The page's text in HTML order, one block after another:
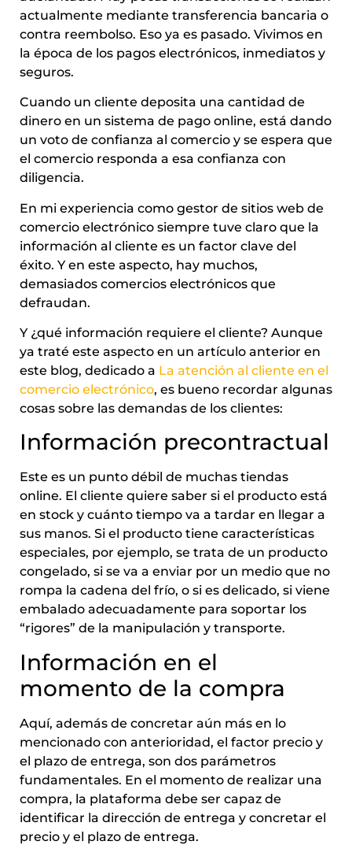
actualmente mediante transferencia bancaria o
contra reembolso. Eso ya es pasado. Vivimos en
la época de los pagos electrónicos, inmediatos y
seguros.
Cuando un cliente deposita una cantidad de
dinero en un sistema de pago online, está dando
un voto de confianza al comercio y se espera que
el comercio responda a esa confianza con
diligencia.
En mi experiencia como gestor de sitios web de
comercio electrónico siempre tuve claro que la
información al cliente es un factor clave del
éxito. Y en este aspecto, hay muchos,
demasiados comercios electrónicos que
defraudan.
Y ¿qué información requiere el cliente? Aunque
ya traté este aspecto en un artículo anterior en
este blog, dedicado a La atención al cliente en el
comercio electrónico, es bueno recordar algunas
cosas sobre las demandas de los clientes:
Información precontractual
Este es un punto débil de muchas tiendas
online. El cliente quiere saber si el producto está
en stock y cuánto tiempo va a tardar en llegar a
sus manos. Si el producto tiene características
especiales, por ejemplo, se trata de un producto
congelado, si se va a enviar por un medio que no
rompa la cadena del frío, o si es delicado, si viene
embalado adecuadamente para soportar los
“rigores” de la manipulación y transporte.
Información en el
momento de la compra
Aquí, además de concretar aún más en lo
mencionado con anterioridad, el factor precio y
el plazo de entrega, son dos parámetros
fundamentales. En el momento de realizar una
compra, la plataforma debe ser capaz de
identificar la dirección de entrega y concretar el
precio y el plazo de entrega.